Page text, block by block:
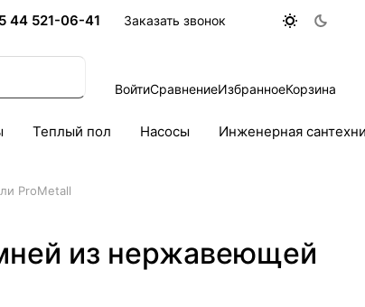
44 521-06-41 Заказать звонок
ВойтиСравнениеИзбранноеКорзина
Теплый пол Насосы Инженерная
ProMetall
из нержавеющей